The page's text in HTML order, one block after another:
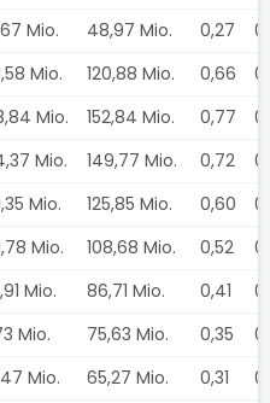
Mio. 48,97 Mio. 0,27
Mio. 120,88 Mio. 0,66
Mio. 152,84 Mio. 0,77
Mio. 149,77 Mio. 0,72
Mio. 125,85 Mio. 0,60
Mio. 108,68 Mio. 0,52
Mio. 86,71 Mio. 0,41
Mio. 75,63 Mio. 0,35
Mio. 65,27 Mio. 0,31